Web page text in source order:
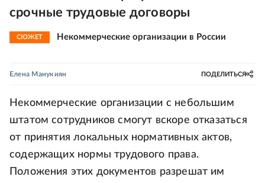
срочные трудовые договоры
СЮЖЕТ Некоммерческие организации в России
Елена Манукиян ПОДЕЛИТЬСЯ
Некоммерческие организации с небольшим
штатом сотрудников смогут вскоре отказаться
от принятия локальных нормативных актов,
содержащих нормы трудового права.
Положения этих документов разрешат им